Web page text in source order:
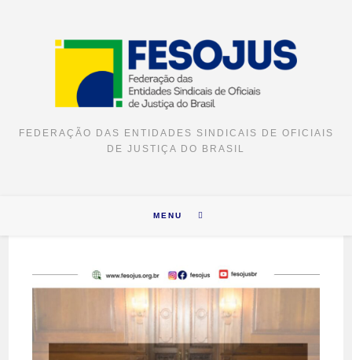
FEDERAÇÃO DAS ENTIDADES SINDICAIS DE OFICIAIS
DE JUSTIÇA DO BRASIL
MENU